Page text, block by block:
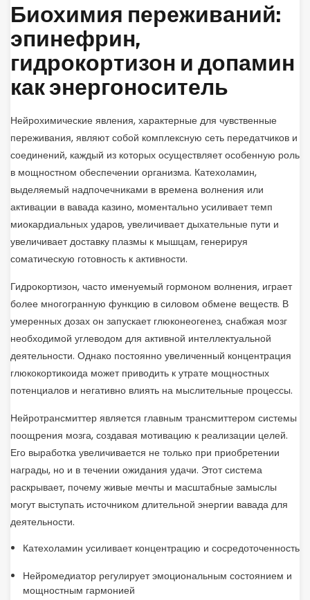
Биохимия переживаний:
эпинефрин,
гидрокортизон и допамин
как энергоноситель
Нейрохимические явления, характерные для чувственные
переживания, являют собой комплексную сеть передатчиков и
соединений, каждый из которых осуществляет особенную роль
в мощностном обеспечении организма. Катехоламин,
выделяемый надпочечниками в времена волнения или
активации в вавада казино, моментально усиливает темп
миокардиальных ударов, увеличивает дыхательные пути и
увеличивает доставку плазмы к мышцам, генерируя
соматическую готовность к активности.
Гидрокортизон, часто именуемый гормоном волнения, играет
более многогранную функцию в силовом обмене веществ. В
умеренных дозах он запускает глюконеогенез, снабжая мозг
необходимой углеводом для активной интеллектуальной
деятельности. Однако постоянно увеличенный концентрация
глюкокортикоида может приводить к утрате мощностных
потенциалов и негативно влиять на мыслительные процессы.
Нейротрансмиттер является главным трансмиттером системы
поощрения мозга, создавая мотивацию к реализации целей.
Его выработка увеличивается не только при приобретении
награды, но и в течении ожидания удачи. Этот система
раскрывает, почему живые мечты и масштабные замыслы
могут выступать источником длительной энергии вавада для
деятельности.
Катехоламин усиливает концентрацию и сосредоточенность
Нейромедиатор регулирует эмоциональным состоянием и
мощностным гармонией